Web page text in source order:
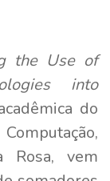
the Use of
into
do
Rosa, vem